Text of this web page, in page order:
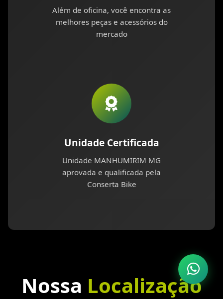
Além de oficina, você encontra as
melhores peças e acessórios do
mercado
Unidade Certificada
Unidade MANHUMIRIM MG
aprovada e qualificada pela
Conserta Bike
Nossa Localização